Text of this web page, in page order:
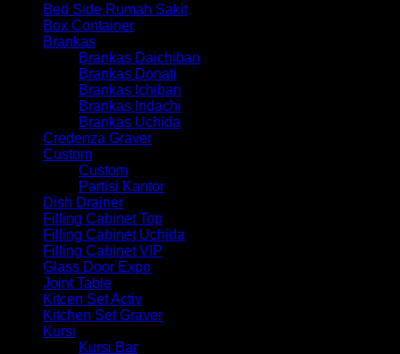
Bed Side Rumah Sakit
Box Container
Brankas
Brankas Daichiban
Brankas Donati
Brankas Ichiban
Brankas Indachi
Brankas Uchida
Credenza Graver
Custom
Custom
Partisi Kantor
Dish Drainer
Filling Cabinet Top
Filling Cabinet Uchida
Filling Cabinet VIP
Glass Door Expo
Joint Table
Kitcen Set Activ
Kitchen Set Graver
Kursi
Kursi Bar